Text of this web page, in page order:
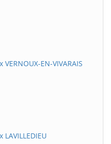
EN-VIVARAIS